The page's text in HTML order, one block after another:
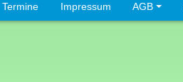
Termine Impressum AGB